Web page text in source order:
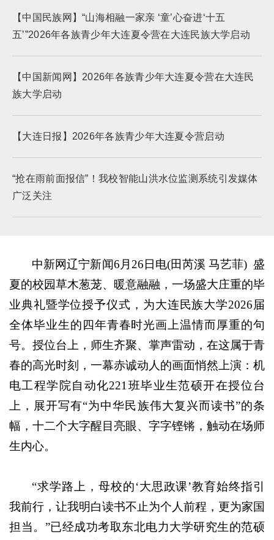
【中国民族网】“山海相融一家亲 ‘童’心奋进‘十五
五’”2026年各族青少年大连夏令营在大连民族大学启动
【中国新闻网】2026年各族青少年大连夏令营在大连民
族大学启动
【大连日报】2026年各族青少年大连夏令营启动
“抢在雨前面报信”！我校智能山洪水位监测系统引发媒体
广泛关注
中新网辽宁新闻6月26日电(田芮溪 马艺菲) 盛
夏的校园草木葱茏、暖意融融，一场盛大庄重的毕
业典礼暨学位授予仪式，为大连民族大学2026届
全体毕业生的四年青春时光画上温情而厚重的句
号。授位台上，师生齐聚、掌声雷动，在这属于青
春的高光时刻，一幕赤诚动人的画面悄然上演：机
电工程学院自动化221班毕业生范硕开在授位台
上，展开写有“为中华民族伟大复兴而读书”的条
幅，十二个大字醒目亮眼、字字铿锵，触动在场师
生内心。
“求学路上，母校的‘大思政课’教育始终指引
我前行，让我明白读书不止为个人前程，更为家国
担当。”已经成功考取东北电力大学研究生的范硕